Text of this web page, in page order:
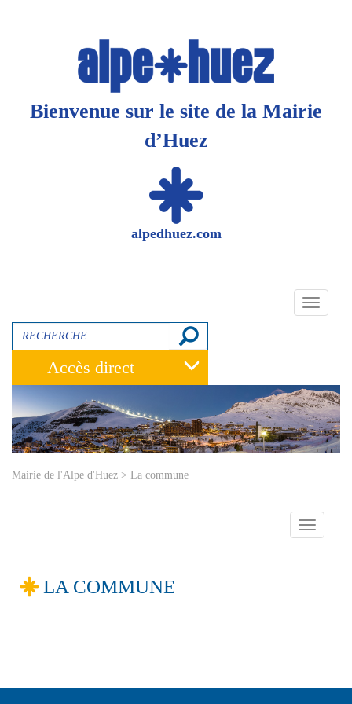
Bienvenue sur le site de la Mairie
d’Huez
alpedhuez.com
Toggle
Accès direct
Mairie de l'Alpe d'Huez > La commune
Toggle
LA COMMUNE